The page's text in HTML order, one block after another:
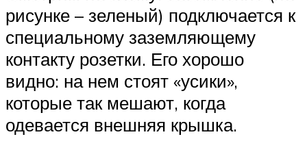
рисунке – зеленый) подключается к
специальному заземляющему
контакту розетки. Его хорошо
видно: на нем стоят «усики»,
которые так мешают, когда
одевается внешняя крышка.